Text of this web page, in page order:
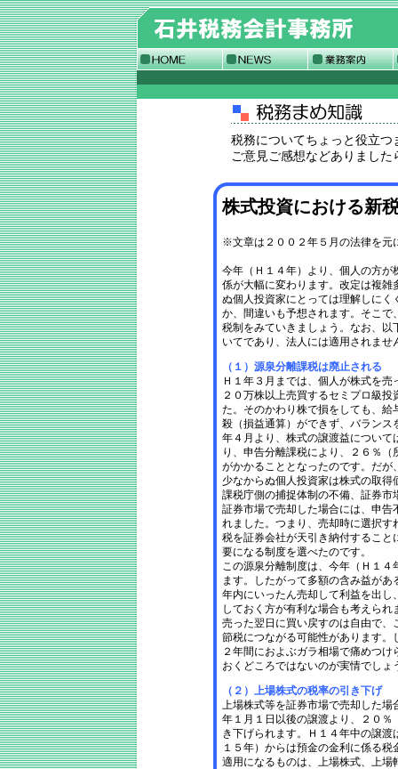
税務についてちょっと役立
ご意見ご感想などありまし
株式投資における新
※文章は２００２年５月の法律を元
今年（Ｈ１４年）より、個人の方
係が大幅に変わります。改定は複
ぬ個人投資家にとっては理解しに
か、間違いも予想されます。そこ
税制をみていきましょう。なお、
いてであり、法人には適用されませ
（１）源泉分離課税は廃止される
Ｈ１年３月までは、個人が株式を
２０万株以上売買するセミプロ級
た。そのかわり株で損をしても、
殺（損益通算）ができず、バラン
年４月より、株式の譲渡益につい
り、申告分離課税により、２６％
がかかることとなったのです。だ
少なからぬ個人投資家は株式の取
課税庁側の捕捉体制の不備、証券
証券市場で売却した場合には、申
れました。つまり、売却時に選択
税を証券会社が天引き納付するこ
要になる制度を選べたのです。
この源泉分離制度は、今年（Ｈ１
ます。したがって多額の含み益が
年内にいったん売却して利益を出
しておく方が有利な場合も考えら
売った翌日に買い戻すのは自由で
節税につながる可能性があります
２年間におよぶガラ相場で痛めつ
おくどころではないのが実情でしょ
（２）上場株式の税率の引き下げ
上場株式等を証券市場で売却した
年１月１日以後の譲渡より、２０
き下げられます。Ｈ１４年中の譲
１５年）からは預金の金利に係る
適用になるものは、上場株式、上